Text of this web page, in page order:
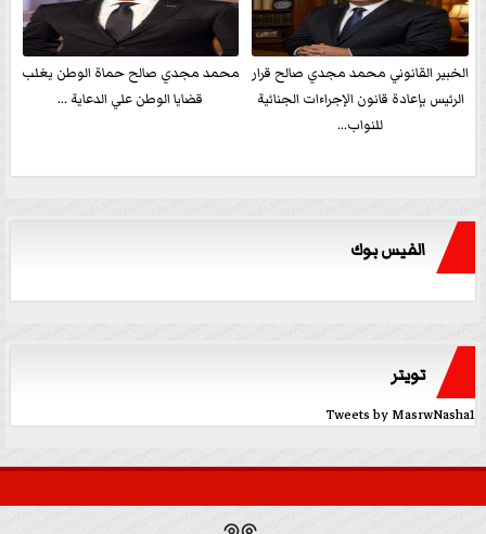
الخبير القانوني محمد مجدي صالح قرار
الرئيس بإعادة قانون الإجراءات الجنائية
للنواب...
محمد مجدي صالح حماة الوطن يغلب
قضايا الوطن علي الدعاية ...
الفيس بوك
تويتر
Tweets by MasrwNasha1